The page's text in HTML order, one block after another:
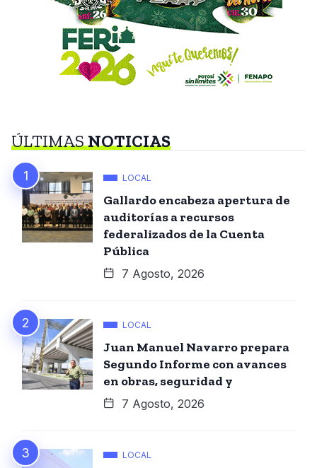
ÚLTIMASNOTICIAS
LOCAL
Gallardo encabeza apertura de
auditorías a recursos
federalizados de la Cuenta
Pública
7 Agosto, 2026
LOCAL
Juan Manuel Navarro prepara
Segundo Informe con avances
en obras, seguridad y
7 Agosto, 2026
LOCAL